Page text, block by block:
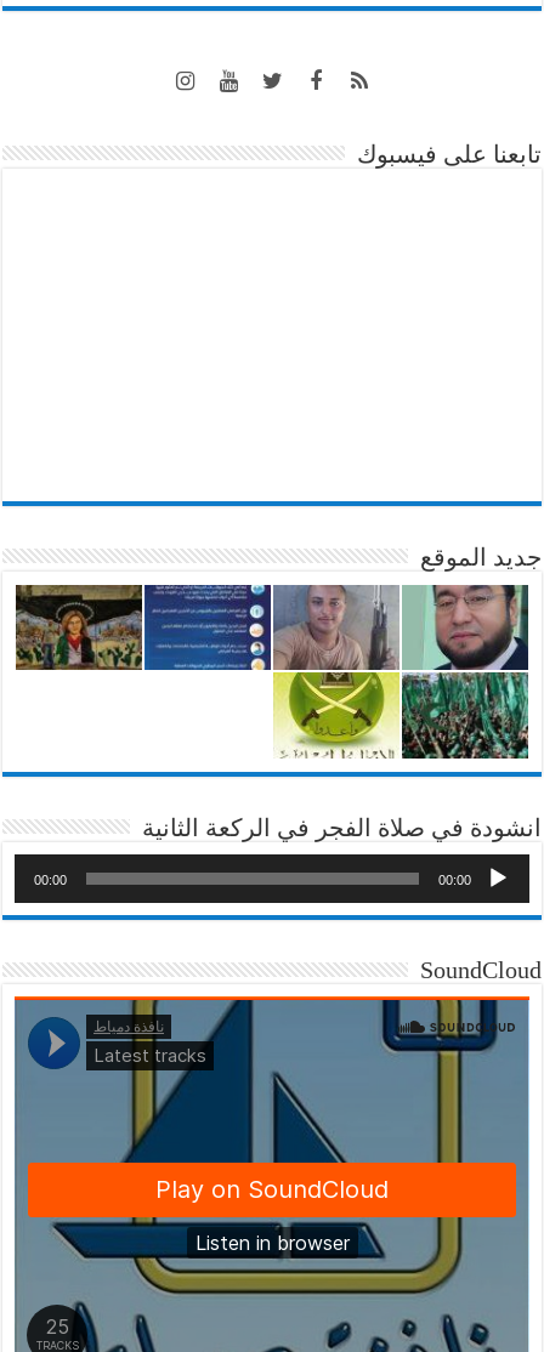
تابعنا على فيسبوك
جديد الموقع
انشودة في صلاة الفجر في الركعة الثانية
00:00
00:00
SoundCloud